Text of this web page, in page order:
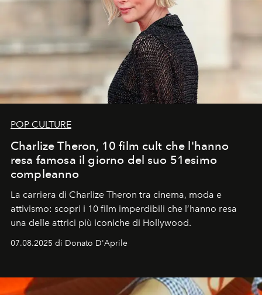
POP CULTURE
Charlize Theron, 10 film cult che l'hanno
resa famosa il giorno del suo 51esimo
compleanno
La carriera di Charlize Theron tra cinema, moda e
attivismo: scopri i 10 film imperdibili che l’hanno resa
una delle attrici più iconiche di Hollywood.
07.08.2025 di Donato D'Aprile